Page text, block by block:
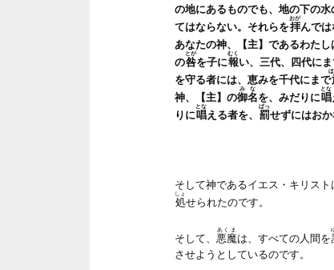
の地にあるものでも、地の下の
てはならない。それらを拝
おが
んでは
あなたの神、【主】であるわた
の咎
とが
を子に報
むく
い、三代、四代に
を守る者には、恵みを千代にまで
神、【主】の御名
みな
を、みだりに唱
とな
りに唱
とな
える者を、 罰
ばっ
せずにはおか
そして神であるイエス・キリス
処
しょ
せられたのです。
そして、 悪魔
あくま
は、すべての人間を
させようとしているのです。